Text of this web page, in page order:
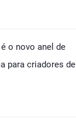
o novo anel de
para criadores de